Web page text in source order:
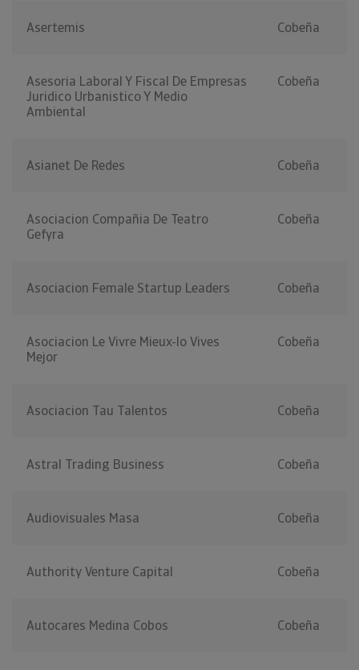
Asertemis Cobeña
Asesoria Laboral Y Fiscal De Empresas
Juridico Urbanistico Y Medio
Ambiental
Cobeña
Asianet De Redes Cobeña
Asociacion Compañia De Teatro
Gefyra
Cobeña
Asociacion Female Startup Leaders Cobeña
Asociacion Le Vivre Mieux-lo Vives
Mejor
Cobeña
Asociacion Tau Talentos Cobeña
Astral Trading Business Cobeña
Audiovisuales Masa Cobeña
Authority Venture Capital Cobeña
Autocares Medina Cobos Cobeña